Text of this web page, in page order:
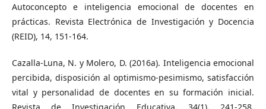
Autoconcepto e inteligencia emocional de docentes en
prácticas. Revista Electrónica de Investigación y Docencia
(REID), 14, 151-164.
Cazalla-Luna, N. y Molero, D. (2016a). Inteligencia emocional
percibida, disposición al optimismo-pesimismo, satisfacción
vital y personalidad de docentes en su formación inicial.